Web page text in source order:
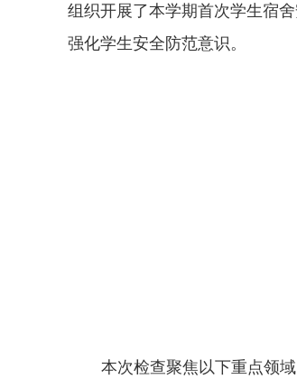
组织开展了本学期首次学生宿
强化学生安全防范意识。
本次检查聚焦以下重点领